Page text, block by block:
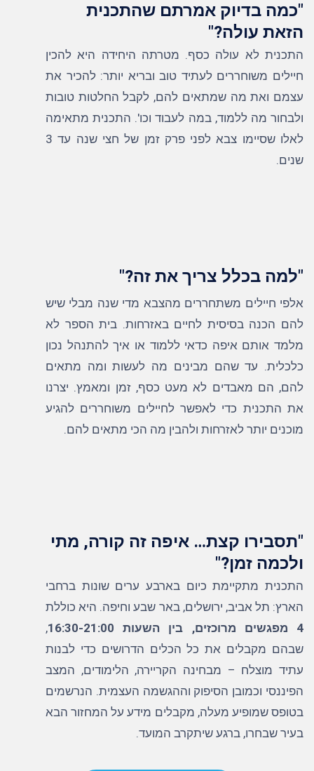
"כמה בדיוק אמרתם שהתכנית
הזאת עולה?"​
התכנית לא עולה כסף. מטרתה היחידה היא להכין
חיילים משוחררים לעתיד טוב ובריא יותר: להכיר את
עצמם ואת מה שמתאים להם, לקבל החלטות טובות
ולבחור מה ללמוד, במה לעבוד וכו'. התכנית מתאימה
לאלו שסיימו צבא לפני פרק זמן של חצי שנה עד 3
שנים.
"למה בכלל צריך את זה?"
אלפי חיילים משתחררים מהצבא מדי שנה מבלי שיש
להם הכנה בסיסית לחיים באזרחות. בית הספר לא
מלמד אותם איפה כדאי ללמוד או איך להתנהל נכון
כלכלית. עד שהם מבינים מה לעשות ומה מתאים
להם, הם מאבדים לא מעט כסף, זמן ומאמץ. יצרנו
את התכנית כדי לאפשר לחיילים משוחררים להגיע
מוכנים יותר לאזרחות ולהבין מה הכי מתאים להם.
"תסבירו קצת… איפה זה קורה, מתי
ולכמה זמן?"
התכנית מתקיימת כיום בארבע ערים שונות ברחבי
הארץ: תל אביב, ירושלים, באר שבע וחיפה. היא כוללת
4 מפגשים מרוכזים, בין השעות 16:30-21:00
,
שבהם מקבלים את כל הכלים הדרושים כדי לבנות
עתיד מוצלח – מבחינה הקריירה, הלימודים, המצב
הפיננסי וכמובן הסיפוק וההגשמה העצמית. הנרשמים
בטופס שמופיע מעלה, מקבלים מידע על המחזור הבא
בעיר שבחרו, ברגע שיתקרב המועד.